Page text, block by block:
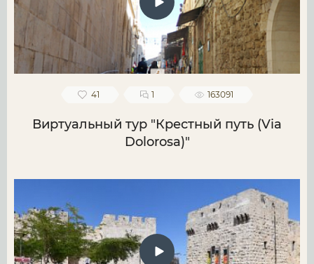
41 1 163091
Виртуальный тур "Крестный путь (Via
Dolorosa)"